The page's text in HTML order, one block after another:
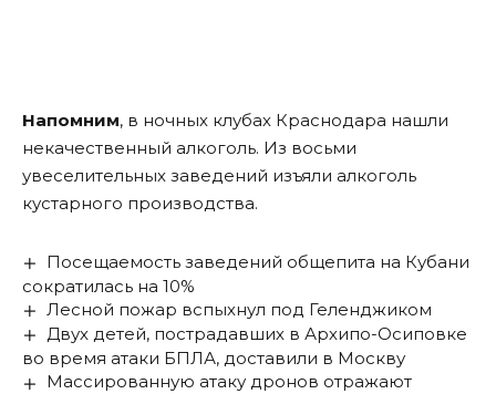
Напомним, в ночных клубах Краснодара нашли
некачественный алкоголь. Из восьми
увеселительных заведений изъяли алкоголь
кустарного производства.
Посещаемость заведений общепита на Кубани
сократилась на 10%
Лесной пожар вспыхнул под Геленджиком
Двух детей, пострадавших в Архипо-Осиповке
во время атаки БПЛА, доставили в Москву
Массированную атаку дронов отражают